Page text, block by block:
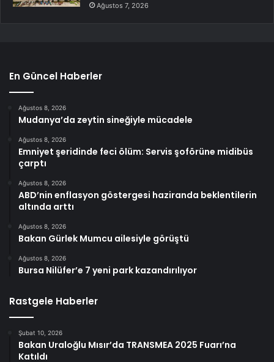
Ağustos 7, 2026
En Güncel Haberler
Ağustos 8, 2026
Mudanya’da zeytin sineğiyle mücadele
Ağustos 8, 2026
Emniyet şeridinde feci ölüm: Servis şoförüne midibüs
çarptı
Ağustos 8, 2026
ABD’nin enflasyon göstergesi haziranda beklentilerin
altında arttı
Ağustos 8, 2026
Bakan Gürlek Mumcu ailesiyle görüştü
Ağustos 8, 2026
Bursa Nilüfer’e 7 yeni park kazandırılıyor
Rastgele Haberler
Şubat 10, 2026
Bakan Uraloğlu Mısır’da TRANSMEA 2025 Fuarı’na
Katıldı